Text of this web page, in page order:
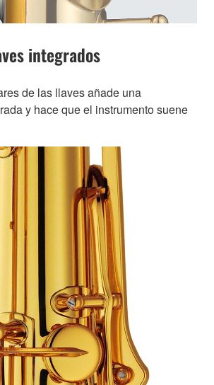
integrados
de las llaves añade una
y hace que el instrumento suene